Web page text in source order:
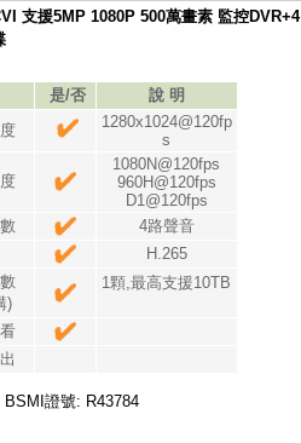
支援5MP 1080P 500萬畫素 監控DVR+4
是/否
說 明
1280x1024@120fp
s
1080N@120fps
960H@120fps
D1@120fps
4路聲音
H.265
)
1顆,最高支援10TB
BSMI證號: R43784